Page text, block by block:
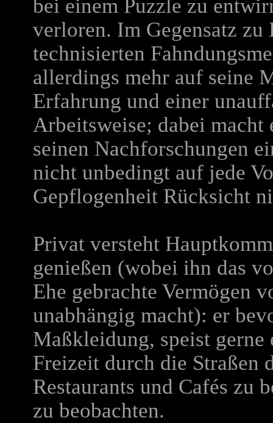
bei einem Puzzle zu
verloren. Im Gegensatz zu
technisierten
allerdings mehr auf seine
Erfahrung und einer
Arbeitsweise; dabei macht
seinen Nachforschungen
nicht unbedingt auf jede
Gepflogenheit Rücksicht
Privat versteht
genießen (wobei ihn das
Ehe gebrachte Vermögen
unabhängig macht): er
Maßkleidung, speist
Freizeit durch die Straßen
Restaurants und Cafés zu
zu beobachten.